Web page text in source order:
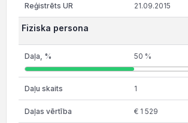
21.09.2015
Fiziska persona
50 %
1
€ 1 529